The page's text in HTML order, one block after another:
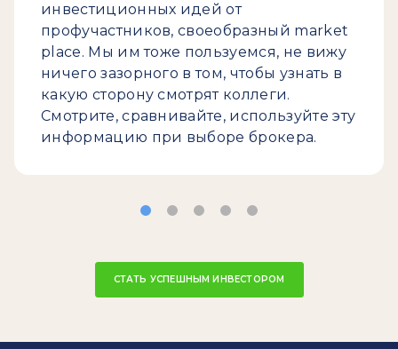
инвестиционных идей от
профучастников, своеобразный market
place. Мы им тоже пользуемся, не вижу
ничего зазорного в том, чтобы узнать в
какую сторону смотрят коллеги.
Смотрите, сравнивайте, используйте эту
информацию при выборе брокера.
СТАТЬ УСПЕШНЫМ ИНВЕСТОРОМ